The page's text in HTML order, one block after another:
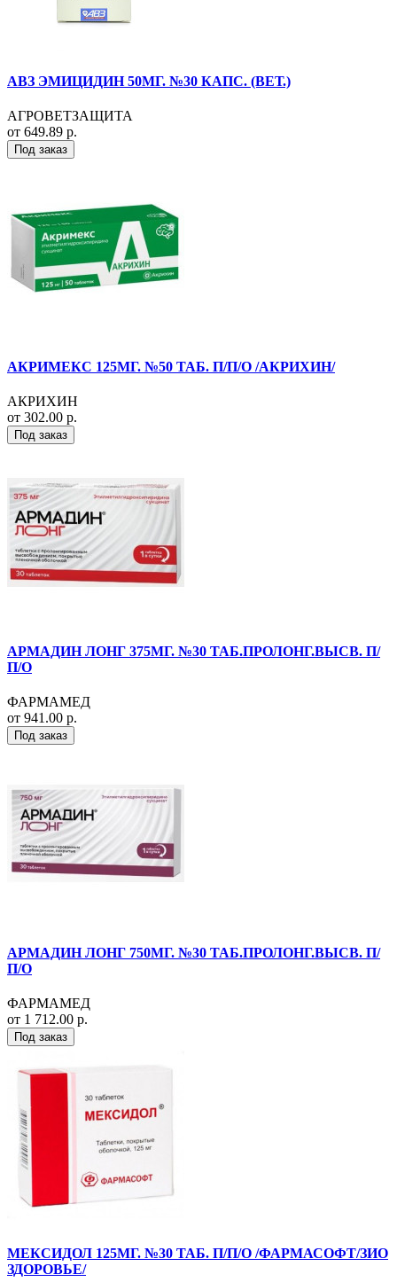
АВЗ ЭМИЦИДИН 50МГ. №30 КАПС. (ВЕТ.)
АГРОВЕТЗАЩИТА
от 649.89 р.
Под заказ
АКРИМЕКС 125МГ. №50 ТАБ. П/П/О /АКРИХИН/
АКРИХИН
от 302.00 р.
Под заказ
АРМАДИН ЛОНГ 375МГ. №30 ТАБ.ПРОЛОНГ.ВЫСВ. П/
П/О
ФАРМАМЕД
от 941.00 р.
Под заказ
АРМАДИН ЛОНГ 750МГ. №30 ТАБ.ПРОЛОНГ.ВЫСВ. П/
П/О
ФАРМАМЕД
от 1 712.00 р.
Под заказ
МЕКСИДОЛ 125МГ. №30 ТАБ. П/П/О /ФАРМАСОФТ/ЗИО
ЗДОРОВЬЕ/